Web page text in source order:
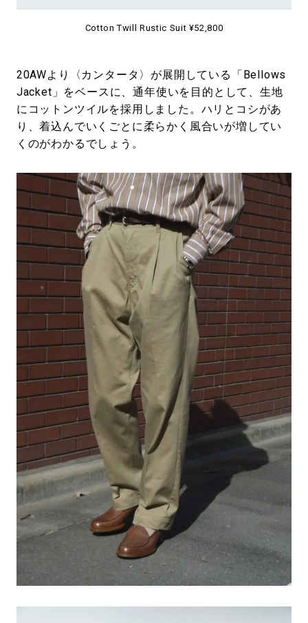
Cotton Twill Rustic Suit ¥52,800
20AWより〈カンタータ〉が展開している「Bellows
Jacket」をベースに、通年使いを目的として、生地
にコットンツイルを採用しました。ハリとコシがあ
り、着込んでいくごとに柔らかく風合いが増してい
くのがわかるでしょう。